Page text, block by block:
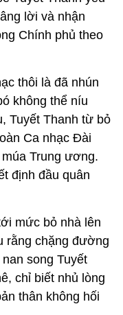
lời và nhận
Chính phủ theo
thôi là đã nhún
không thể níu
Tuyết Thanh từ bỏ
Ca nhạc Đài
Trung ương.
định đầu quân
mức bỏ nhà lên
rằng chặng đường
song Tuyết
chỉ biết nhủ lòng
thân không hối